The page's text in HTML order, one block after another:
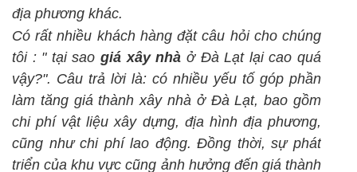
địa phương khác.
Có rất nhiều khách hàng đặt câu hỏi cho chúng
tôi : " tại saogiá xây nhà ở Đà Lạt lại cao quá
vậy?". Câu trả lời là: có nhiều yếu tố góp phần
làm tăng giá thành xây nhà ở Đà Lạt, bao gồm
chi phí vật liệu xây dựng, địa hình địa phương,
cũng như chi phí lao động. Đồng thời, sự phát
triển của khu vực cũng ảnh hưởng đến giá thành